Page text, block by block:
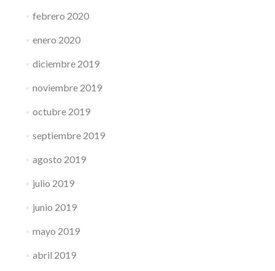
febrero 2020
enero 2020
diciembre 2019
noviembre 2019
octubre 2019
septiembre 2019
agosto 2019
julio 2019
junio 2019
mayo 2019
abril 2019